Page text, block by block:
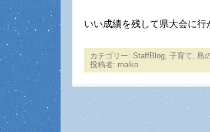
いい成績を残して県大会に行
カテゴリー: StaffBlog,子育て,島
投稿者: maiko